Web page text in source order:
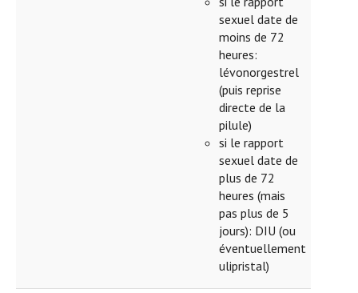
sexuel date de
moins de 72
heures:
lévonorgestrel
(puis reprise
directe de la
pilule)
si le rapport
sexuel date de
plus de 72
heures (mais
pas plus de 5
jours): DIU (ou
éventuellement
ulipristal)